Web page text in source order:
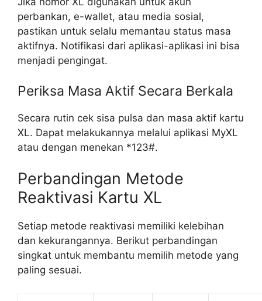
perbankan, e-wallet, atau media sosial,
pastikan untuk selalu memantau status masa
aktifnya. Notifikasi dari aplikasi-aplikasi ini bisa
menjadi pengingat.
Periksa Masa Aktif Secara Berkala
Secara rutin cek sisa pulsa dan masa aktif kartu
XL. Dapat melakukannya melalui aplikasi MyXL
atau dengan menekan *123#.
Perbandingan Metode
Reaktivasi Kartu XL
Setiap metode reaktivasi memiliki kelebihan
dan kekurangannya. Berikut perbandingan
singkat untuk membantu memilih metode yang
paling sesuai.